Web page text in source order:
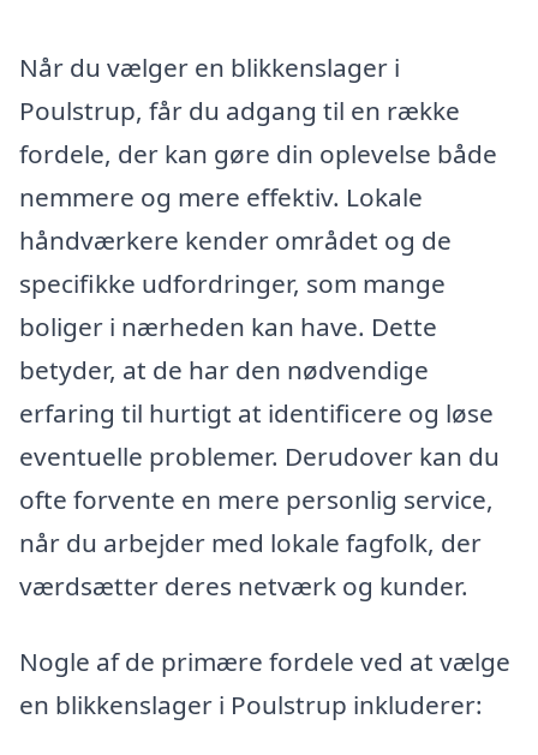
Når du vælger en blikkenslager i
Poulstrup, får du adgang til en række
fordele, der kan gøre din oplevelse både
nemmere og mere effektiv. Lokale
håndværkere kender området og de
specifikke udfordringer, som mange
boliger i nærheden kan have. Dette
betyder, at de har den nødvendige
erfaring til hurtigt at identificere og løse
eventuelle problemer. Derudover kan du
ofte forvente en mere personlig service,
når du arbejder med lokale fagfolk, der
værdsætter deres netværk og kunder.
Nogle af de primære fordele ved at vælge
en blikkenslager i Poulstrup inkluderer: